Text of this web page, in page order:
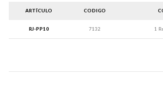
ARTÍCULO CODIGO
RJ-PP10 7132 1